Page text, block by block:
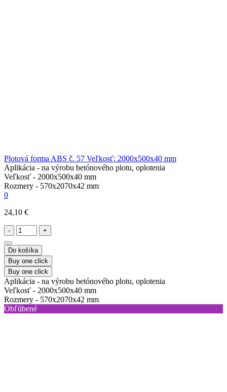
Plotová forma ABS č. 57 Veľkosť: 2000x500x40 mm
Aplikácia - na výrobu betónového plotu, oplotenia
Veľkosť - 2000х500х40 mm
Rozmery - 570х2070х42 mm
0
24,10 €
- +
Do košíka
Buy one click
Buy one click
Aplikácia - na výrobu betónového plotu, oplotenia
Veľkosť - 2000х500х40 mm
Rozmery - 570х2070х42 mm
Obľúbené